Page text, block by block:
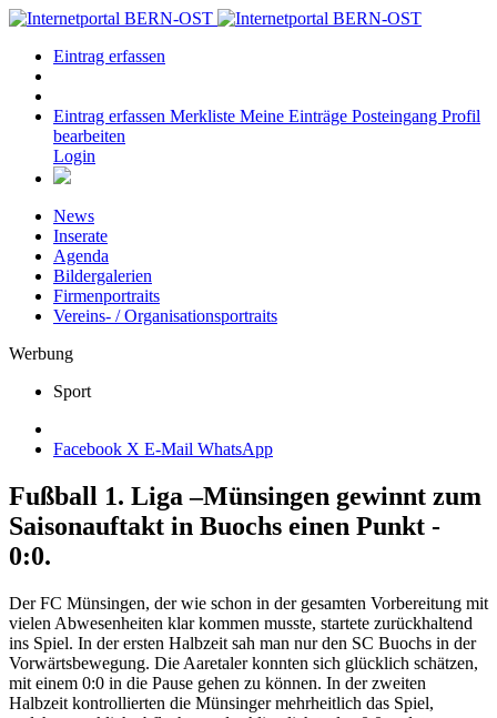
Eintrag erfassen
Eintrag erfassen Merkliste Meine Einträge Posteingang Profil
bearbeiten
Login
News
Inserate
Agenda
Bildergalerien
Firmenportraits
Vereins- / Organisationsportraits
Werbung
Sport
Facebook X E-Mail WhatsApp
Fußball 1. Liga –Münsingen gewinnt zum
Saisonauftakt in Buochs einen Punkt -
0:0.
Der FC Münsingen, der wie schon in der gesamten Vorbereitung mit
vielen Abwesenheiten klar kommen musste, startete zurückhaltend
ins Spiel. In der ersten Halbzeit sah man nur den SC Buochs in der
Vorwärtsbewegung. Die Aaretaler konnten sich glücklich schätzen,
mit einem 0:0 in die Pause gehen zu können. In der zweiten
Halbzeit kontrollierten die Münsinger mehrheitlich das Spiel,